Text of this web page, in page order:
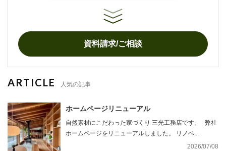
資料請求/ご相談
ARTICLE 人気の記事
ホームページリニューアル
自然素材にこだわった家づくり 三光工務店です。 弊社
ホームページをリニューアルしました。 リノベ...
2026/07/08